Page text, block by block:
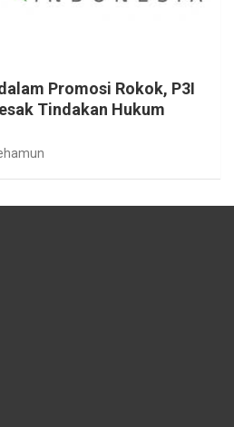
Promosi Rokok, P3I
Tindakan Hukum